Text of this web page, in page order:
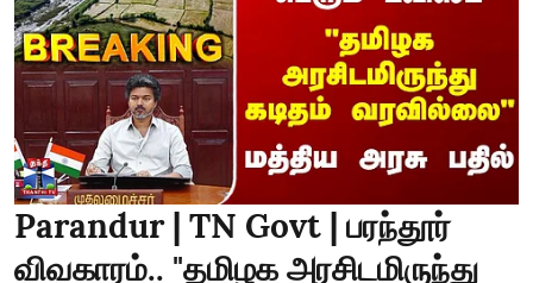
Parandur | TN Govt | பரந்தூர்
விவகாரம்.. "தமிழக அரசிடமிருந்து